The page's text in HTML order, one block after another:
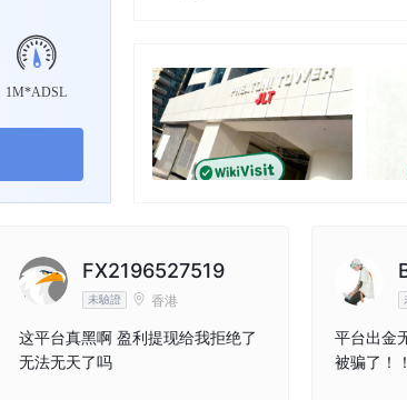
1M*ADSL
FX2196527519
未驗證 香港
这平台真黑啊 盈利提现给我拒绝了
无法无天了吗
平台出金
被骗了！